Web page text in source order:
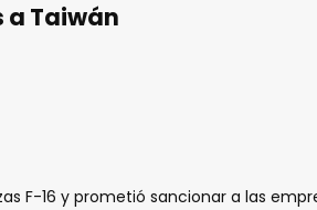
a Taiwán
F-16 y prometió sancionar a las